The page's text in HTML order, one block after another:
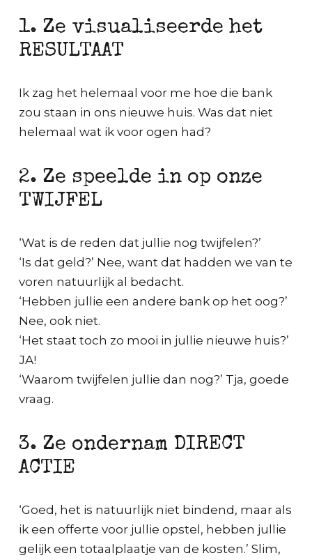
1. Ze visualiseerde het
RESULTAAT
Ik zag het helemaal voor me hoe die bank
zou staan in ons nieuwe huis. Was dat niet
helemaal wat ik voor ogen had?
2. Ze speelde in op onze
TWIJFEL
‘Wat is de reden dat jullie nog twijfelen?’
‘Is dat geld?’ Nee, want dat hadden we van te
voren natuurlijk al bedacht.
‘Hebben jullie een andere bank op het oog?’
Nee, ook niet.
‘Het staat toch zo mooi in jullie nieuwe huis?’
JA!
‘Waarom twijfelen jullie dan nog?’ Tja, goede
vraag.
3. Ze ondernam DIRECT
ACTIE
‘Goed, het is natuurlijk niet bindend, maar als
ik een offerte voor jullie opstel, hebben jullie
gelijk een totaalplaatje van de kosten.’ Slim,